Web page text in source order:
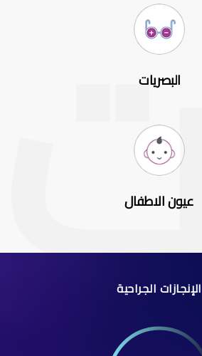
البصريات
عيون الاطفال
الإنجازات الجراحية